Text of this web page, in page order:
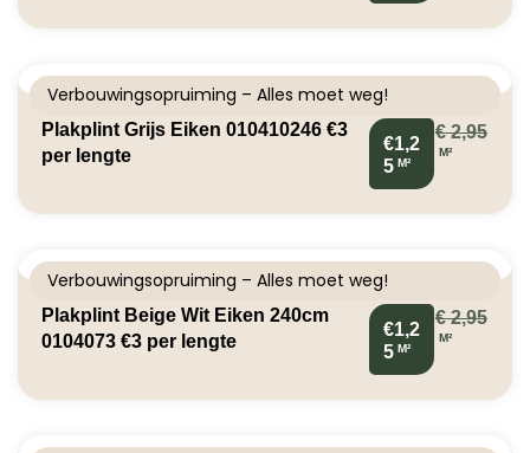
Verbouwingsopruiming – Alles moet weg!
Plakplint Grijs Eiken 010410246 €3
per lengte
€1,2
5 M²
€2,95
M²
Verbouwingsopruiming – Alles moet weg!
Plakplint Beige Wit Eiken 240cm
0104073 €3 per lengte
€1,2
5 M²
€2,95
M²